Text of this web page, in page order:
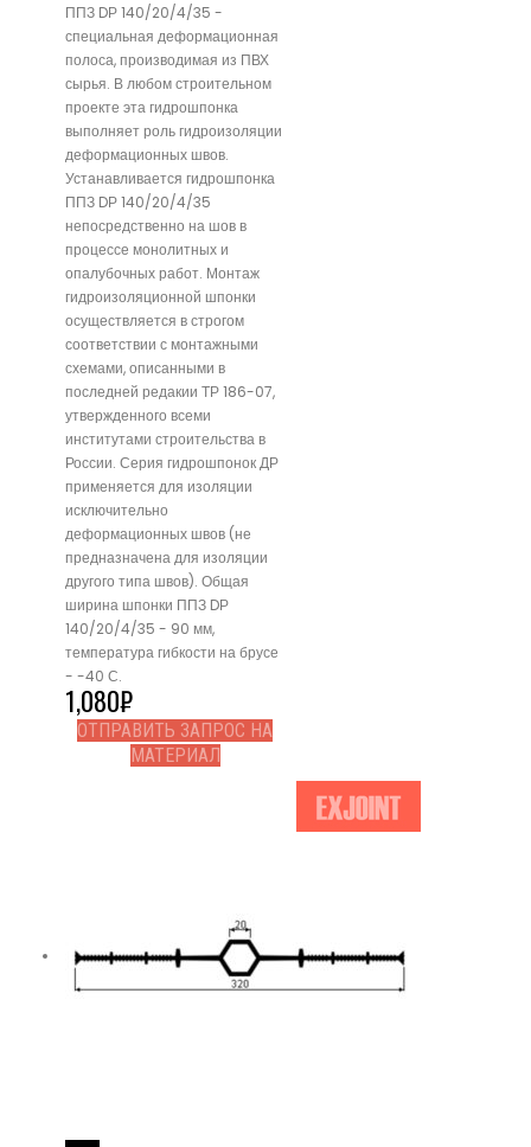
ППЗ DР 140/20/4/35 -
специальная деформационная
полоса, производимая из ПВХ
сырья. В любом строительном
проекте эта гидрошпонка
выполняет роль гидроизоляции
деформационных швов.
Устанавливается гидрошпонка
ППЗ DР 140/20/4/35
непосредственно на шов в
процессе монолитных и
опалубочных работ. Монтаж
гидроизоляционной шпонки
осуществляется в строгом
соответствии с монтажными
схемами, описанными в
последней редакии ТР 186-07,
утвержденного всеми
институтами строительства в
России. Серия гидрошпонок ДР
применяется для изоляции
исключительно
деформационных швов (не
предназначена для изоляции
другого типа швов). Общая
ширина шпонки ППЗ DР
140/20/4/35 - 90 мм,
температура гибкости на брусе
- -40 С.
1,080₽
ОТПРАВИТЬ ЗАПРОС НА
МАТЕРИАЛ